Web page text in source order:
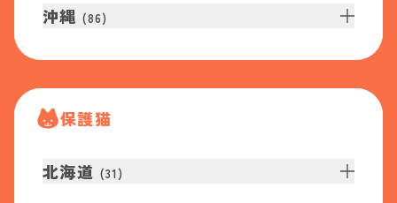
沖縄 (86)
保護猫
北海道 (31 )